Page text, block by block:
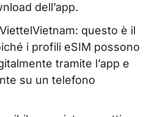
dell’app.
questo è il
i profili eSIM possono
tramite l’app e
su un telefono